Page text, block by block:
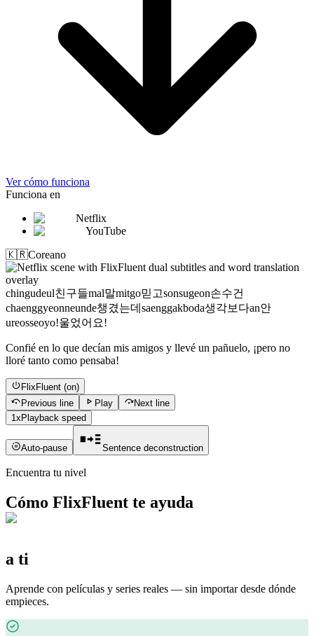
Ver cómo funciona
Funciona en
Netflix
YouTube
🇰🇷Coreano
chingudeul친구들mal말mitgo믿고sonsugeon손수건
chaenggyeonneunde챙겼는데 saenggakboda생각보다an안
ureosseoyo!울었어요!
Confié en lo que decían mis amigos y llevé un pañuelo, ¡pero no
lloré tanto como pensaba!
FlixFluent (on)
Previous line
Play
Next line
1x Playback speed
Auto-pause Sentence deconstruction
Encuentra tu nivel
Cómo FlixFluent te ayuda
a ti
Aprende con películas y series reales — sin importar desde dónde
empieces.